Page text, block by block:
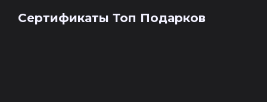
Сертификаты Топ Подарков